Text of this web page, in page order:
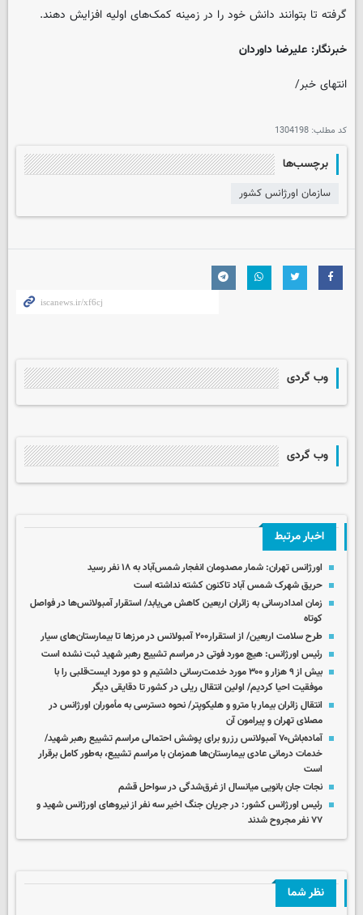
گرفته تا بتوانند دانش خود را در زمینه کمک‌های اولیه افزایش دهند.
خبرنگار: علیرضا داوردان
انتهای خبر/
کد مطلب: 1304198
برچسب‌ها
سازمان اورژانس کشور
وب گردی
وب گردی
اخبار مرتبط
اورژانس تهران: شمار مصدومان انفجار شمس‌آباد به ۱۸ نفر رسید
حریق شهرک شمس آباد تاکنون کشته نداشته است
زمان امدادرسانی به زائران اربعین کاهش می‌یابد/ استقرار آمبولانس‌ها در فواصل
کوتاه
طرح سلامت اربعین/ از استقرار۲۰۰ آمبولانس در مرزها تا بیمارستان‌های سیار
رئیس اورژانس: هیچ مورد فوتی در مراسم تشییع رهبر شهید ثبت نشده است
بیش از ۹ هزار و ۳۰۰ مورد خدمت‌رسانی داشتیم و دو مورد ایست‌قلبی را با
موفقیت احیا کردیم/ اولین انتقال ریلی در کشور تا دقایقی دیگر
انتقال زائران بیمار با مترو و هلیکوپتر/ نحوه دسترسی به مأموران اورژانس در
مصلای تهران و پیرامون آن
آماده‌باش۷۰ آمبولانس رزرو برای پوشش احتمالی مراسم تشییع رهبر شهید/
خدمات درمانی عادی بیمارستان‌ها همزمان با مراسم تشییع، به‌طور کامل برقرار
است
نجات جان بانویی میانسال از غرق‌شدگی در سواحل قشم
رئیس اورژانس کشور: در جریان جنگ اخیر سه نفر از نیروهای اورژانس شهید و
۷۷ نفر مجروح شدند
نظر شما